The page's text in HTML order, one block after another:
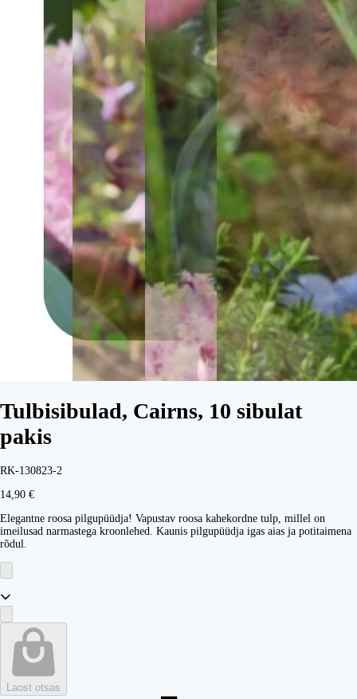
Tulbisibulad, Cairns, 10 sibulat
pakis
RK-130823-2
14,90 €
Elegantne roosa pilgupüüdja! Vapustav roosa kahekordne tulp, millel on
imeilusad narmastega kroonlehed. Kaunis pilgupüüdja igas aias ja potitaimena
rõdul.
Laost otsas